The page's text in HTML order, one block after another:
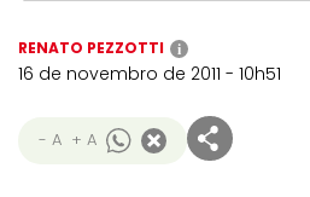
RENATO PEZZOTTI i
16 de novembro de 2011 - 10h51
- A + A